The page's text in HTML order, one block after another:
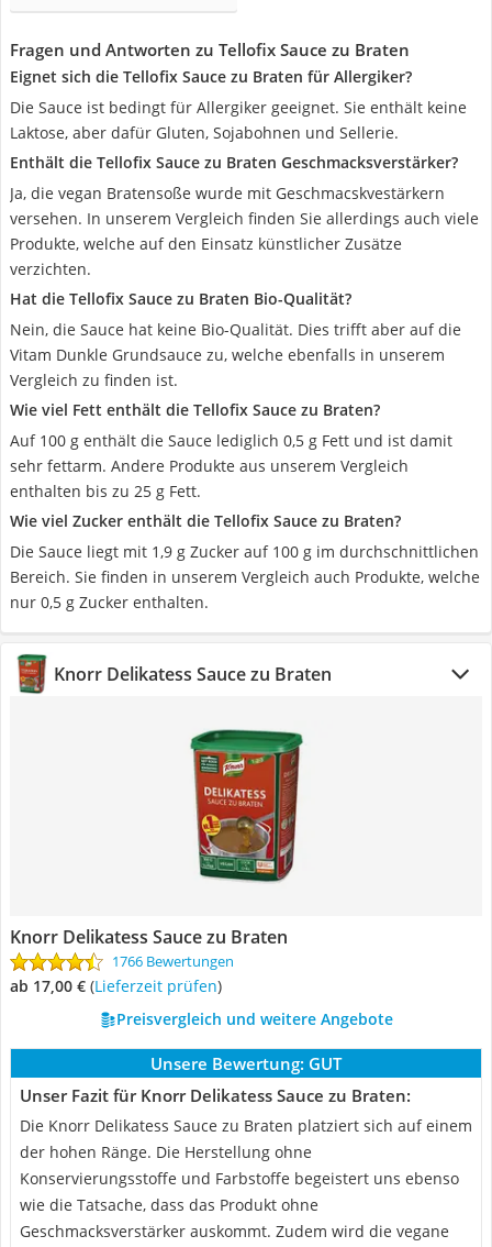
Fragen und Antworten zu Tellofix Sauce zu Braten
Eignet sich die Tellofix Sauce zu Braten für Allergiker?
Die Sauce ist bedingt für Allergiker geeignet. Sie enthält keine
Laktose, aber dafür Gluten, Sojabohnen und Sellerie.
Enthält die Tellofix Sauce zu Braten Geschmacksverstärker?
Ja, die vegan Bratensoße wurde mit Geschmacskvestärkern
versehen. In unserem Vergleich finden Sie allerdings auch viele
Produkte, welche auf den Einsatz künstlicher Zusätze
verzichten.
Hat die Tellofix Sauce zu Braten Bio-Qualität?
Nein, die Sauce hat keine Bio-Qualität. Dies trifft aber auf die
Vitam Dunkle Grundsauce zu, welche ebenfalls in unserem
Vergleich zu finden ist.
Wie viel Fett enthält die Tellofix Sauce zu Braten?
Auf 100 g enthält die Sauce lediglich 0,5 g Fett und ist damit
sehr fettarm. Andere Produkte aus unserem Vergleich
enthalten bis zu 25 g Fett.
Wie viel Zucker enthält die Tellofix Sauce zu Braten?
Die Sauce liegt mit 1,9 g Zucker auf 100 g im durchschnittlichen
Bereich. Sie finden in unserem Vergleich auch Produkte, welche
nur 0,5 g Zucker enthalten.
Knorr Delikatess Sauce zu Braten
Knorr Delikatess Sauce zu Braten
1766 Bewertungen
ab 17,00 € (Lieferzeit prüfen)
Preisvergleich und weitere Angebote
Unsere Bewertung: GUT
Unser Fazit für Knorr Delikatess Sauce zu Braten:
Die Knorr Delikatess Sauce zu Braten platziert sich auf einem
der hohen Ränge. Die Herstellung ohne
Konservierungsstoffe und Farbstoffe begeistert uns ebenso
wie die Tatsache, dass das Produkt ohne
Geschmacksverstärker auskommt. Zudem wird die vegane